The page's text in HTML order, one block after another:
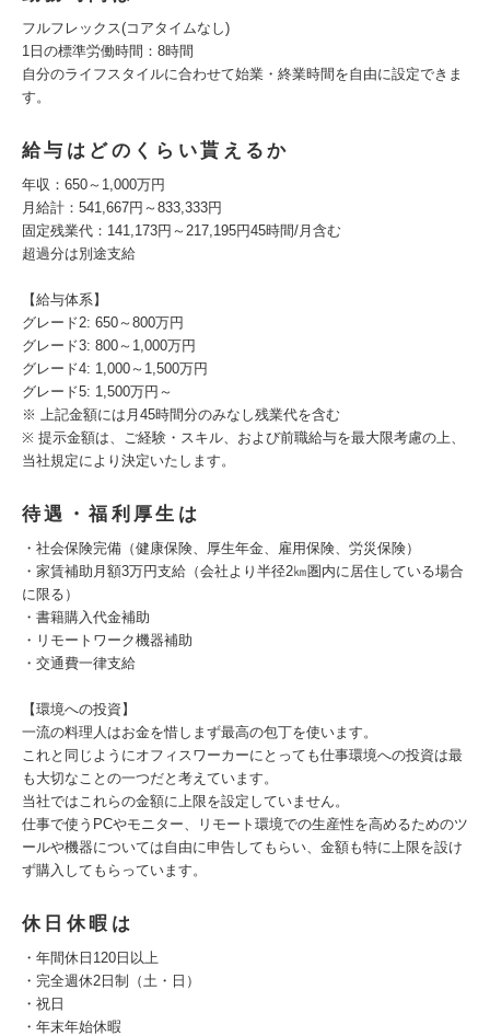
フルフレックス(コアタイムなし)
1日の標準労働時間：8時間
自分のライフスタイルに合わせて始業・終業時間を自由に設定できま
す。
給与はどのくらい貰えるか
年収：650～1,000万円
月給計：541,667円～833,333円
固定残業代：141,173円～217,195円45時間/月含む
超過分は別途支給
【給与体系】
グレード2: 650～800万円
グレード3: 800～1,000万円
グレード4: 1,000～1,500万円
グレード5: 1,500万円～
※ 上記金額には月45時間分のみなし残業代を含む
※ 提示金額は、ご経験・スキル、および前職給与を最大限考慮の上、
当社規定により決定いたします。
待遇・福利厚生は
・社会保険完備（健康保険、厚生年金、雇用保険、労災保険）
・家賃補助月額3万円支給（会社より半径2㎞圏内に居住している場合
に限る）
・書籍購入代金補助
・リモートワーク機器補助
・交通費一律支給
【環境への投資】
一流の料理人はお金を惜しまず最高の包丁を使います。
これと同じようにオフィスワーカーにとっても仕事環境への投資は最
も大切なことの一つだと考えています。
当社ではこれらの金額に上限を設定していません。
仕事で使うPCやモニター、リモート環境での生産性を高めるためのツ
ールや機器については自由に申告してもらい、金額も特に上限を設け
ず購入してもらっています。
休日休暇は
・年間休日120日以上
・完全週休2日制（土・日）
・祝日
・年末年始休暇